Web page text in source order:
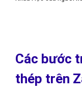
Các bước
thép trên